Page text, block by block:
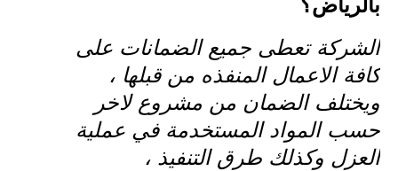
بالرياض؟
الشركة تعطى جميع الضمانات على
كافة الاعمال المنفذه من قبلها ،
ويختلف الضمان من مشروع لاخر
حسب المواد المستخدمة في عملية
العزل وكذلك طرق التنفيذ ،